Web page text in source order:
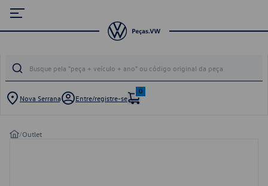
Nova Serrana Entre/registre-se
0
/Outlet